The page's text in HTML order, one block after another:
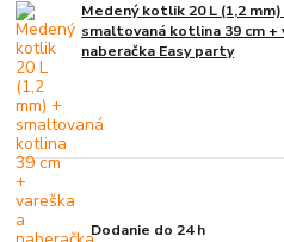
Medený kotlik 20 L (1,2 mm)
smaltovaná kotlina 39 cm +
naberačka Easy party
Dodanie do 24 h